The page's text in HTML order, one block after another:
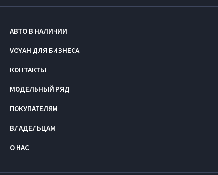
АВТО В НАЛИЧИИ
VOYAH ДЛЯ БИЗНЕСА
КОНТАКТЫ
МОДЕЛЬНЫЙ РЯД
ПОКУПАТЕЛЯМ
ВЛАДЕЛЬЦАМ
О НАС